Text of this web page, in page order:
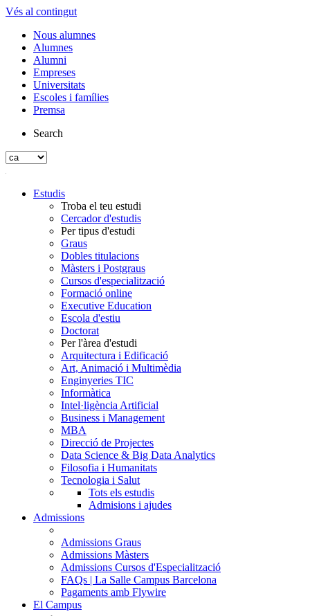
Vés al contingut
Nous alumnes
Alumnes
Alumni
Empreses
Universitats
Escoles i famílies
Premsa
Search
Estudis
Troba el teu estudi
Cercador d'estudis
Per tipus d'estudi
Graus
Dobles titulacions
Màsters i Postgraus
Cursos d'especialització
Formació online
Executive Education
Escola d'estiu
Doctorat
Per l'àrea d'estudi
Arquitectura i Edificació
Art, Animació i Multimèdia
Enginyeries TIC
Informàtica
Intel·ligència Artificial
Business i Management
MBA
Direcció de Projectes
Data Science & Big Data Analytics
Filosofia i Humanitats
Tecnologia i Salut
Tots els estudis
Admisions i ajudes
Admissions
Admissions Graus
Admissions Màsters
Admissions Cursos d'Especialització
FAQs | La Salle Campus Barcelona
Pagaments amb Flywire
El Campus